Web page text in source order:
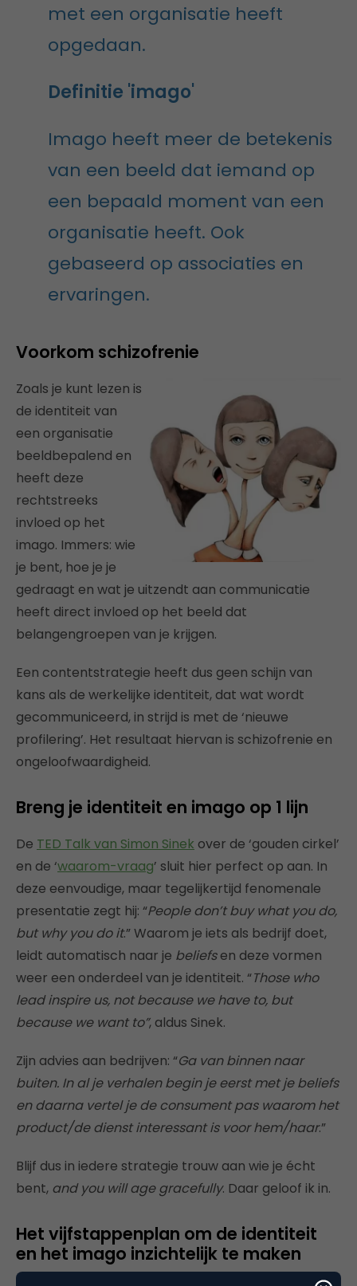
met een organisatie heeft
opgedaan.
Definitie 'imago'
Imago heeft meer de betekenis
van een beeld dat iemand op
een bepaald moment van een
organisatie heeft. Ook
gebaseerd op associaties en
ervaringen.
Voorkom schizofrenie
Zoals je kunt lezen is
de identiteit van
een organisatie
beeldbepalend en
heeft deze
rechtstreeks
invloed op het
imago. Immers: wie
je bent, hoe je je
gedraagt en wat je uitzendt aan communicatie
heeft direct invloed op het beeld dat
belangengroepen van je krijgen.
Een contentstrategie heeft dus geen schijn van
kans als de werkelijke identiteit, dat wat wordt
gecommuniceerd, in strijd is met de ‘nieuwe
profilering’. Het resultaat hiervan is schizofrenie en
ongeloofwaardigheid.
Breng je identiteit en imago op 1 lijn
De TED Talk van Simon Sinek over de ‘gouden cirkel’
en de ‘waarom-vraag’ sluit hier perfect op aan. In
deze eenvoudige, maar tegelijkertijd fenomenale
presentatie zegt hij: “People don’t buy what you do,
but why you do it.” Waarom je iets als bedrijf doet,
leidt automatisch naar je beliefsen deze vormen
weer een onderdeel van je identiteit. “Those who
lead inspire us, not because we have to, but
because we want to”, aldus Sinek.
Zijn advies aan bedrijven: “Ga van binnen naar
buiten. In al je verhalen begin je eerst met je beliefs
en daarna vertel je de consument pas waarom het
product/de dienst interessant is voor hem/haar.”
Blijf dus in iedere strategie trouw aan wie je écht
bent, and you will age gracefully. Daar geloof ik in.
Het vijfstappenplan om de identiteit
en het imago inzichtelijk te maken